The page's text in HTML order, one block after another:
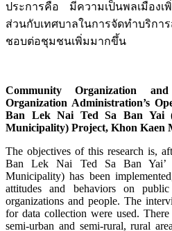
ประการคือ มีความเป็นพลเมือง
ส่วนกับเทศบาลในการจัดทำบริก
ชอบต่อชุมชนเพิ่มมากขึ้น
Community Organization
Organization Administration’s
Ban Lek Nai Ted Sa Ban Yai
Municipality) Project, Khon Kaen
The objectives of this research is,
Ban Lek Nai Ted Sa Ban Yai’
Municipality) has been
attitudes and behaviors on
organizations and people. The
for data collection were used.
semi-urban and semi-rural, rural